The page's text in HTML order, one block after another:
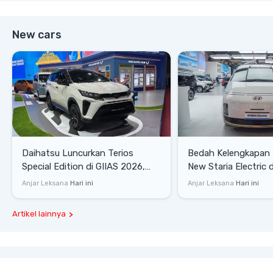
New cars
Daihatsu Luncurkan Terios
Special Edition di GIIAS 2026,
Stok Terbatas
Anjar Leksana Hari ini
Bedah Kelengkapan
New Staria Electric
yang Dikenalkan di
Anjar Leksana Hari ini
Artikel lainnya